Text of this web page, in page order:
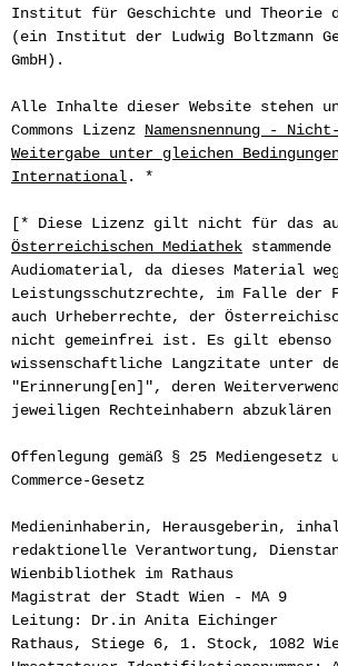
Institut für Geschichte und Theorie
(ein Institut der Ludwig Boltzmann
GmbH).
Alle Inhalte dieser Website stehen
Commons Lizenz Namensnennung -
Weitergabe unter gleichen
International. *
[* Diese Lizenz gilt nicht für das
Österreichischen Mediathek
Audiomaterial, da dieses Material
Leistungsschutzrechte, im Falle der
auch Urheberrechte, der
nicht gemeinfrei ist. Es gilt ebenso
wissenschaftliche Langzitate unter
"Erinnerung[en]", deren
jeweiligen Rechteinhabern
Offenlegung gemäß § 25 Mediengesetz
Commerce-Gesetz
Medieninhaberin, Herausgeberin,
redaktionelle Verantwortung,
Wienbibliothek im Rathaus
Magistrat der Stadt Wien - MA 9
Leitung: Dr.in Anita Eichinger
Rathaus, Stiege 6, 1. Stock, 1082